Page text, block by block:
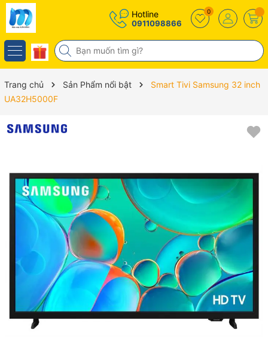
Hotline
0911098866
0
Trang chủ Sản Phẩm nổi bật
Smart Tivi Samsung 32 inch
UA32H5000F